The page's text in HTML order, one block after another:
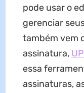
pode usar o
gerenciar
também vem
assinatura,
essa
assinaturas,